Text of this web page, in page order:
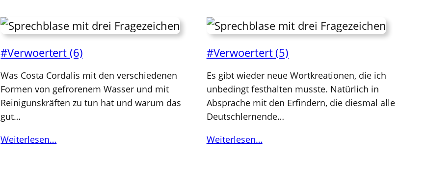
#Verwoertert (6)
Was Costa Cordalis mit den verschiedenen
Formen von gefrorenem Wasser und mit
Reinigunskräften zu tun hat und warum das
gut…
Weiterlesen…
#Verwoertert (5)
Es gibt wieder neue Wortkreationen, die ich
unbedingt festhalten musste. Natürlich in
Absprache mit den Erfindern, die diesmal alle
Deutschlernende…
Weiterlesen…